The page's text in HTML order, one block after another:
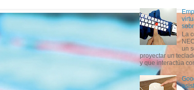
La
un
proyectar un
y que interactúa